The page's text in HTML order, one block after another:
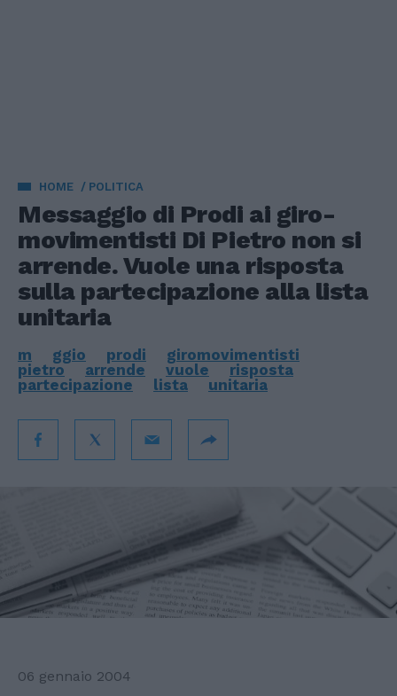
HOME POLITICA
Messaggio di Prodi ai giro-
movimentisti Di Pietro non si
arrende. Vuole una risposta
sulla partecipazione alla lista
unitaria
m ggio prodi
giromovimentisti
pietro
arrende vuole
risposta
partecipazione
lista unitaria
06 gennaio 2004